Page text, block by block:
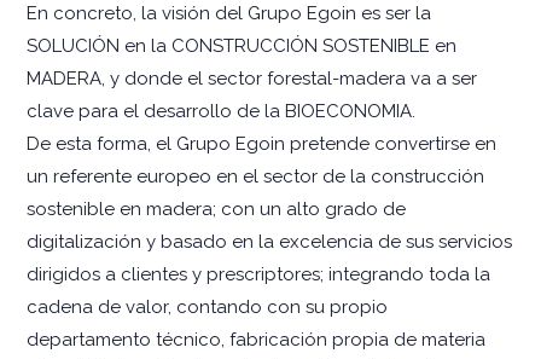
En concreto, la visión del Grupo Egoin es ser la
SOLUCIÓN en la CONSTRUCCIÓN SOSTENIBLE en
MADERA, y donde el sector forestal-madera va a ser
clave para el desarrollo de la BIOECONOMIA.
De esta forma, el Grupo Egoin pretende convertirse en
un referente europeo en el sector de la construcción
sostenible en madera; con un alto grado de
digitalización y basado en la excelencia de sus servicios
dirigidos a clientes y prescriptores; integrando toda la
cadena de valor, contando con su propio
departamento técnico, fabricación propia de materia